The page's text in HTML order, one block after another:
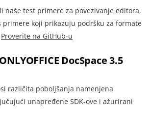
naše test primere za povezivanje editora,
primere koji prikazuju podršku za formate
Proverite na GitHub-u
DocSpace 3.5
različita poboljšanja namenjena
unapređene SDK-ove i ažurirani